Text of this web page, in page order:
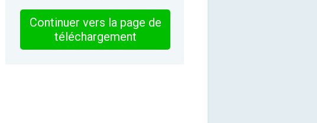
Continuer vers la page de
téléchargement